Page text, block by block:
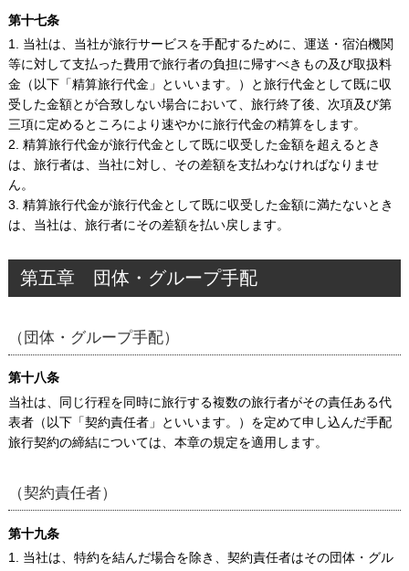
第十七条
1. 当社は、当社が旅行サービスを手配するために、運送・宿泊機関
等に対して支払った費用で旅行者の負担に帰すべきもの及び取扱料
金（以下「精算旅行代金」といいます。）と旅行代金として既に収
受した金額とが合致しない場合において、旅行終了後、次項及び第
三項に定めるところにより速やかに旅行代金の精算をします。
2. 精算旅行代金が旅行代金として既に収受した金額を超えるとき
は、旅行者は、当社に対し、その差額を支払わなければなりませ
ん。
3. 精算旅行代金が旅行代金として既に収受した金額に満たないとき
は、当社は、旅行者にその差額を払い戻します。
第五章 団体・グループ手配
（団体・グループ手配）
第十八条
当社は、同じ行程を同時に旅行する複数の旅行者がその責任ある代
表者（以下「契約責任者」といいます。）を定めて申し込んだ手配
旅行契約の締結については、本章の規定を適用します。
（契約責任者）
第十九条
1. 当社は、特約を結んだ場合を除き、契約責任者はその団体・グル